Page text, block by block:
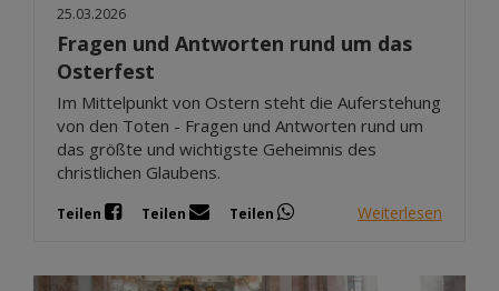
25.03.2026
Fragen und Antworten rund um das
Osterfest
Im Mittelpunkt von Ostern steht die Auferstehung
von den Toten - Fragen und Antworten rund um
das größte und wichtigste Geheimnis des
christlichen Glaubens.
Teilen Teilen Teilen Weiterlesen